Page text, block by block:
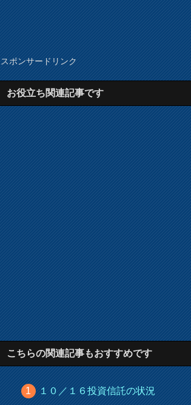
スポンサードリンク
お役立ち関連記事です
こちらの関連記事もおすすめです
１０／１６投資信託の状況